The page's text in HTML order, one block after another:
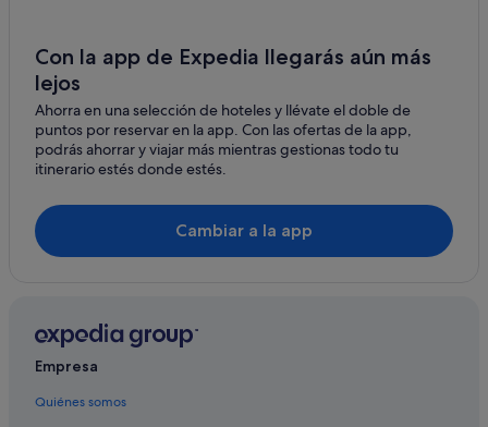
Hoteles con gimnasio en Calas de Mallorca
Residences en Calas de Mallorca
Hoteles con gimnasio en Cala Murada
Casas rurales en Calas de Mallorca
Villas en Calas de Mallorca
Hoteles con todo incluido en Calas de Mallorca
Hoteles de 3 estrellas en Calas de Mallorca
Hoteles de 4 estrellas en Calas de Mallorca
Con la app de Expedia llegarás aún más
lejos
Ahorra en una selección de hoteles y llévate el doble de
puntos por reservar en la app. Con las ofertas de la app,
podrás ahorrar y viajar más mientras gestionas todo tu
itinerario estés donde estés.
Cambiar a la app
Empresa
Quiénes somos